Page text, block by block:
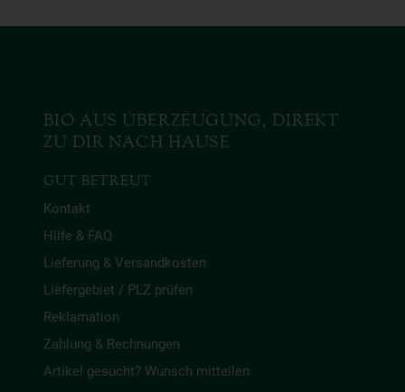
BIO AUS ÜBERZEUGUNG, DIREKT
ZU DIR NACH HAUSE
GUT BETREUT
Kontakt
Hilfe & FAQ
Lieferung & Versandkosten
Liefergebiet / PLZ prüfen
Reklamation
Zahlung & Rechnungen
Artikel gesucht? Wunsch mitteilen